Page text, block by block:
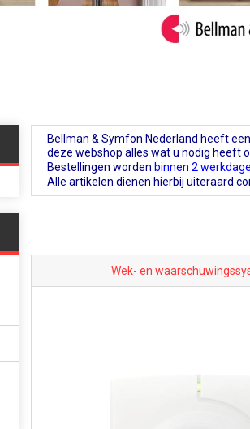
Bellman & Symfon Nederland heeft
deze webshop alles wat u nodig heeft
Bestellingen worden binnen 2
Alle artikelen dienen hierbij uiteraard
Wek- en